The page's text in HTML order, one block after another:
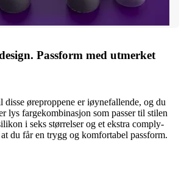
Passform med utmerket
disse øreproppene er iøynefallende, og du
lys fargekombinasjon som passer til stilen
i seks størrelser og et ekstra comply-
du får en trygg og komfortabel passform.